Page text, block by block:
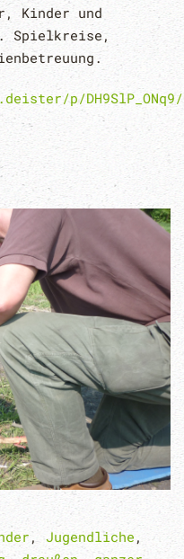
Kinder und
Spielkreise,
p/DH9SlP_ONq9/
,Jugendliche ,